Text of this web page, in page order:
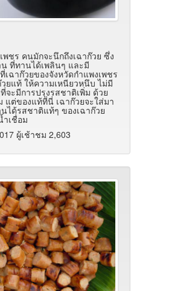
พชร คนมักจะนึกถึงเฉาก๊วย ซึ่ง
ที่ทานได้เพลินๆ และมี
ฉาก๊วยของจังหวัดกำแพงเพชร
ยแท้ ให้ความเหนียวหนึบ ไม่มี
จะมีการปรุงรสชาติเพิ่ม ด้วย
แต่ของแท้ที่นี่ เฉาก๊วยจะใส่มา
ได้รสชาติแท้ๆ ของเฉาก๊วย
เชื่อม
ผู้เช้าชม 2,603